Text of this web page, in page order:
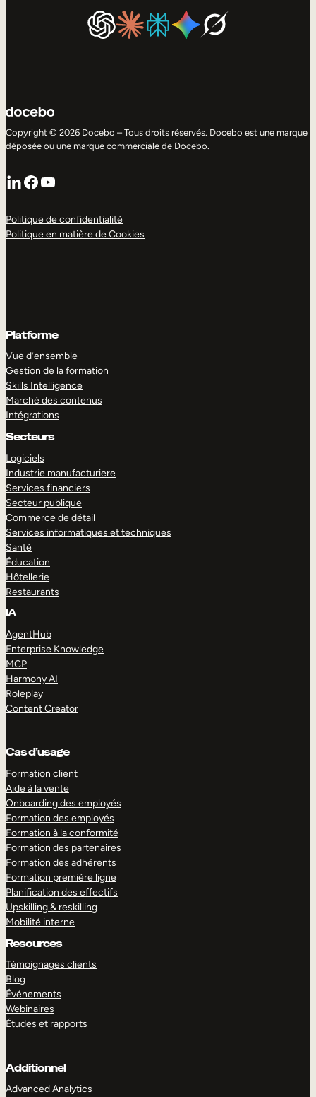
Copyright © 2026 Docebo – Tous droits réservés. Docebo est une marque
déposée ou une marque commerciale de Docebo.
LinkedIn
Facebook
YouTube
Politique de confidentialité
Politique en matière de Cookies
Platforme
Vue d’ensemble
Gestion de la formation
Skills Intelligence
Marché des contenus
Intégrations
Secteurs
Logiciels
Industrie manufacturiere
Services financiers
Secteur publique
Commerce de détail
Services informatiques et techniques
Santé
Éducation
Hôtellerie
Restaurants
IA
AgentHub
Enterprise Knowledge
MCP
Harmony AI
Roleplay
Content Creator
Cas d’usage
Formation client
Aide à la vente
Onboarding des employés
Formation des employés
Formation à la conformité
Formation des partenaires
Formation des adhérents
Formation première ligne
Planification des effectifs
Upskilling & reskilling
Mobilité interne
Resources
Témoignages clients
Blog
Événements
Webinaires
Études et rapports
Additionnel
Advanced Analytics